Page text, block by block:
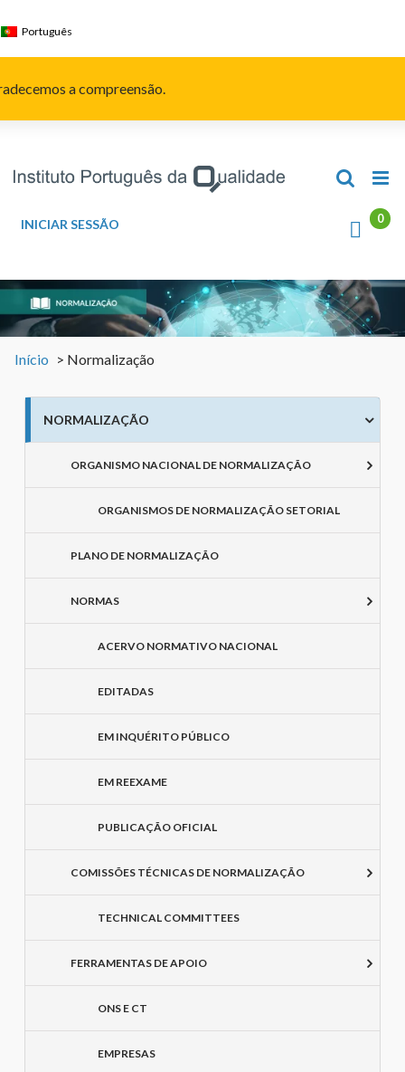
to
Português
a compreensão.
INICIAR SESSÃO
Início > Normalização
NORMALIZAÇÃO
ORGANISMO NACIONAL DE NORMALIZAÇÃO
ORGANISMOS DE NORMALIZAÇÃO SETORIAL
PLANO DE NORMALIZAÇÃO
NORMAS
ACERVO NORMATIVO NACIONAL
EDITADAS
EM INQUÉRITO PÚBLICO
EM REEXAME
PUBLICAÇÃO OFICIAL
COMISSÕES TÉCNICAS DE NORMALIZAÇÃO
TECHNICAL COMMITTEES
FERRAMENTAS DE APOIO
ONS E CT
EMPRESAS